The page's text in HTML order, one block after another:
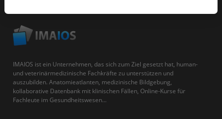
IMAIOS ist ein Unternehmen, das sich zum Ziel gesetzt hat, human-
und veterinärmedizinische Fachkräfte zu unterstützen und
auszubilden. Anatomieatlanten, medizinische Bildgebung,
kollaborative Datenbank mit klinischen Fällen, Online-Kurse für
Fachleute im Gesundheitswesen...